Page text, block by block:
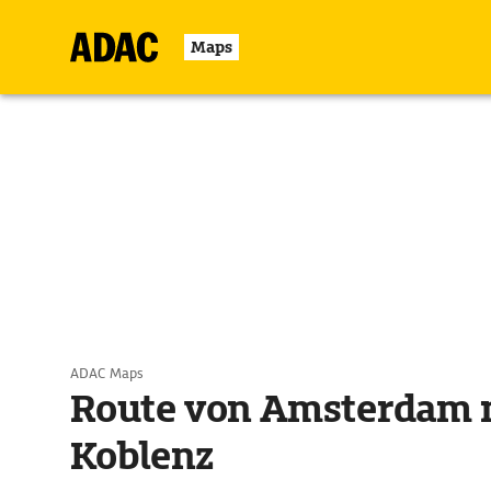
Maps
ADAC Maps
Route von Amsterdam
Koblenz